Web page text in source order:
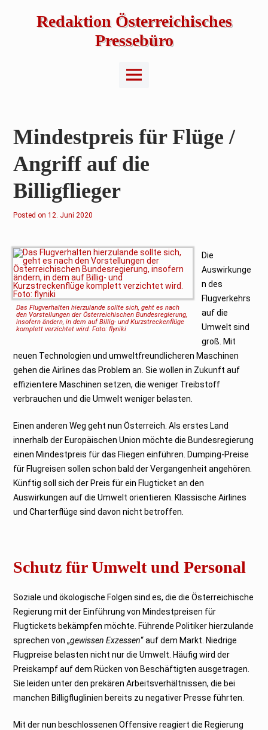
Redaktion Österreichisches
Pressebüro
Main
Menu
Mindestpreis für Flüge /
Angriff auf die
Billigflieger
Posted on1
u
n
i
2
0
2
0
12. Juni 2020
Das Flugverhalten hierzulande sollte sich, geht es nach
den Vorstellungen der Österreichischen Bundesregierung,
insofern ändern, in dem auf Billig- und Kurzstreckenflüge
komplett verzichtet wird. Foto: flyniki
Die
Auswirkunge
n des
Flugverkehrs
auf die
Umwelt sind
groß. Mit
neuen Technologien und umweltfreundlicheren Maschinen
gehen die Airlines das Problem an. Sie wollen in Zukunft auf
effizientere Maschinen setzen, die weniger Treibstoff
verbrauchen und die Umwelt weniger belasten.
Einen anderen Weg geht nun Österreich. Als erstes Land
innerhalb der Europäischen Union möchte die Bundesregierung
einen Mindestpreis für das Fliegen einführen. Dumping-Preise
für Flugreisen sollen schon bald der Vergangenheit angehören.
Künftig soll sich der Preis für ein Flugticket an den
Auswirkungen auf die Umwelt orientieren. Klassische Airlines
und Charterflüge sind davon nicht betroffen.
Schutz für Umwelt und Personal
Soziale und ökologische Folgen sind es, die die Österreichische
Regierung mit der Einführung von Mindestpreisen für
Flugtickets bekämpfen möchte. Führende Politiker hierzulande
sprechen von „gewissen Exzessen“ auf dem Markt. Niedrige
Flugpreise belasten nicht nur die Umwelt. Häufig wird der
Preiskampf auf dem Rücken von Beschäftigten ausgetragen.
Sie leiden unter den prekären Arbeitsverhältnissen, die bei
manchen Billigfluglinien bereits zu negativer Presse führten.
Mit der nun beschlossenen Offensive reagiert die Regierung